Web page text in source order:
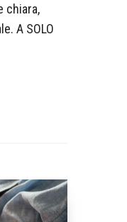
chiara,
A SOLO